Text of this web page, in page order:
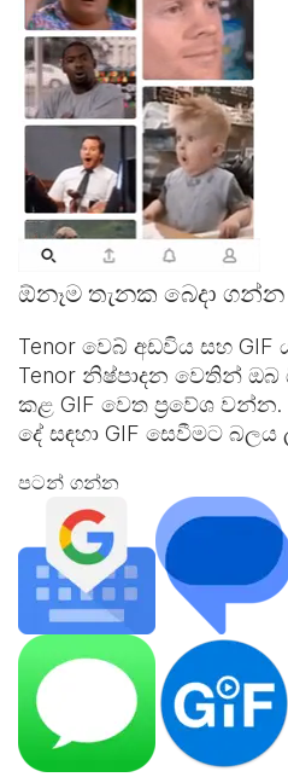
ඕනෑම තැනක බෙදා ගන්න
Tenor වෙබ් අඩවිය සහ
Tenor නිෂ්පාදන වෙතින්
කළ GIF වෙත ප්‍රවේශ වන්න.
දේ සඳහා GIF සෙවීමට බලය
පටන් ගන්න